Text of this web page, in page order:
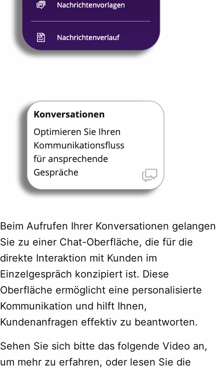
Beim Aufrufen Ihrer Konversationen gelangen
Sie zu einer Chat-Oberfläche, die für die
direkte Interaktion mit Kunden im
Einzelgespräch konzipiert ist. Diese
Oberfläche ermöglicht eine personalisierte
Kommunikation und hilft Ihnen,
Kundenanfragen effektiv zu beantworten.
Sehen Sie sich bitte das folgende Video an,
um mehr zu erfahren, oder lesen Sie die